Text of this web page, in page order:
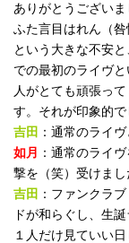
ありがとうござい
ふた言目はれん（
という大きな不安
での最初のライヴ
人がとても頑張っ
す。それが印象的で
吉田 ：通常のライ
如月
：通常のライ
撃を（笑）受けまし
吉田 ：ファンクラ
ドが和らぐし、生
１人だけ見ていい